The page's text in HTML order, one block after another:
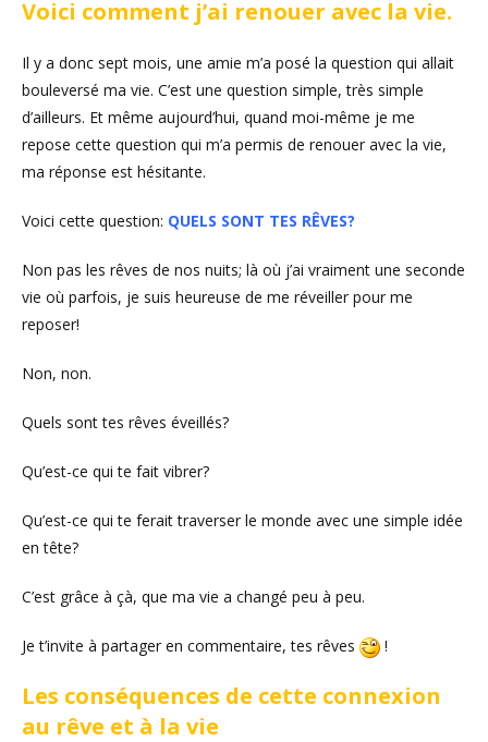
Voici comment j’ai renouer avec la vie.
Il y a donc sept mois, une amie m’a posé la question qui allait
bouleversé ma vie. C’est une question simple, très simple
d’ailleurs. Et même aujourd’hui, quand moi-même je me
repose cette question qui m’a permis de renouer avec la vie,
ma réponse est hésitante.
Voici cette question: QUELS SONT TES RÊVES?
Non pas les rêves de nos nuits; là où j’ai vraiment une seconde
vie où parfois, je suis heureuse de me réveiller pour me
reposer!
Non, non.
Quels sont tes rêves éveillés?
Qu’est-ce qui te fait vibrer?
Qu’est-ce qui te ferait traverser le monde avec une simple idée
en tête?
C’est grâce à çà, que ma vie a changé peu à peu.
Je t’invite à partager en commentaire, tes rêves !
Les conséquences de cette connexion
au rêve et à la vie